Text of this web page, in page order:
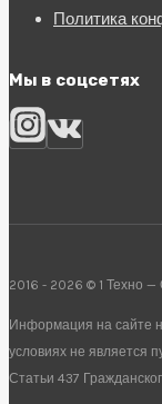
Политика
Мы в соцсетях
2016 - 2026 © 1 Техно
Информация на сайте
условиях не является
Статьи 437